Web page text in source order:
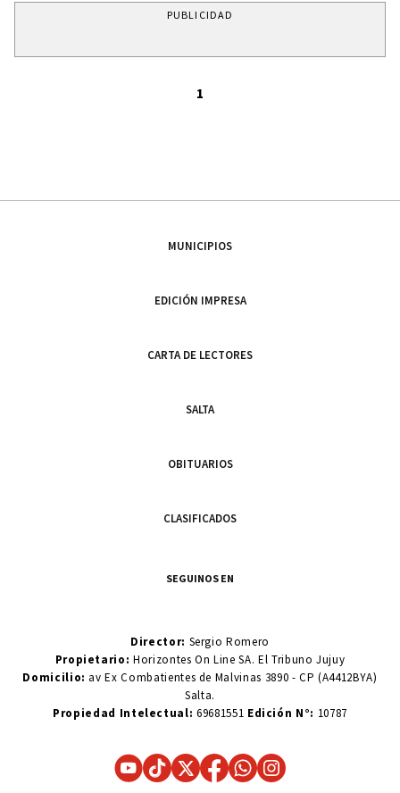
PUBLICIDAD
1
MUNICIPIOS
EDICIÓN IMPRESA
CARTA DE LECTORES
SALTA
OBITUARIOS
CLASIFICADOS
SEGUINOS EN
Director: Sergio Romero
Propietario:Horizontes On Line SA. El Tribuno Jujuy
Domicilio: av Ex Combatientes de Malvinas 3890 - CP (A4412BYA)
Salta.
Propiedad Intelectual: 69681551 Edición N°: 10787